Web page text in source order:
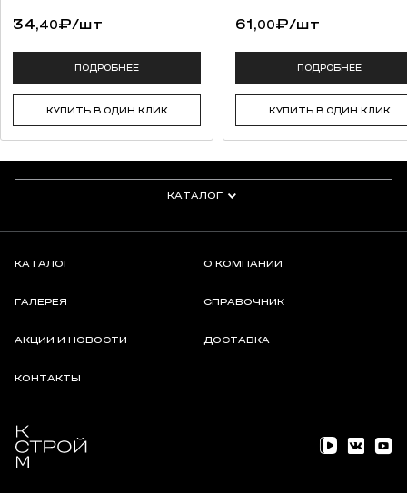
34,40₽/шт
ПОДРОБНЕЕ
КУПИТЬ В ОДИН КЛИК
61,00₽/шт
ПОДРОБНЕЕ
КУПИТЬ В ОДИН КЛИК
КАТАЛОГ
КАТАЛОГ О КОМПАНИИ
ГАЛЕРЕЯ СПРАВОЧНИК
АКЦИИ И НОВОСТИ ДОСТАВКА
КОНТАКТЫ